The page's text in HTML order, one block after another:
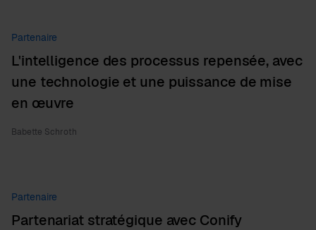
Partenaire
L'intelligence des processus repensée, avec
une technologie et une puissance de mise
en œuvre
Babette Schroth
Partenaire
Partenariat stratégique avec Conify